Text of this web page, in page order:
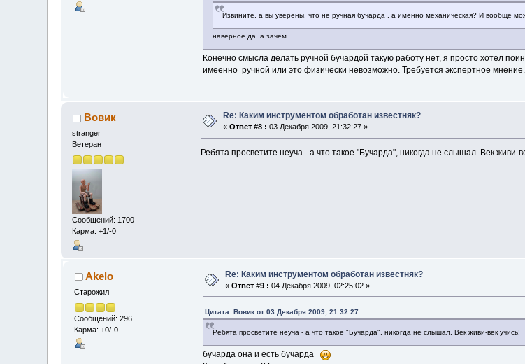
Извините, а вы уверены, что не ручная бучарда , а именно механическая? И вообще
наверное да, а зачем.
Конечно смысла делать ручной бучардой такую работу нет, я просто хотел
имеенно ручной или это физически невозможно. Требуется экспертное
Вовик
stranger
Ветеран
Сообщений: 1700
Карма: +1/-0
Re: Каким инструментом обработан известняк?
«Ответ #8 : 03 Декабря 2009, 21:32:27 »
Ребята просветите неуча - а что такое "Бучарда", никогда не слышал. Век живи-
Akelo
Старожил
Сообщений: 296
Карма: +0/-0
Re: Каким инструментом обработан известняк?
«Ответ #9 : 04 Декабря 2009, 02:25:02 »
Цитата: Вовик от 03 Декабря 2009, 21:32:27
Ребята просветите неуча - а что такое "Бучарда", никогда не слышал. Век живи-век учись!
бучарда она и есть бучарда